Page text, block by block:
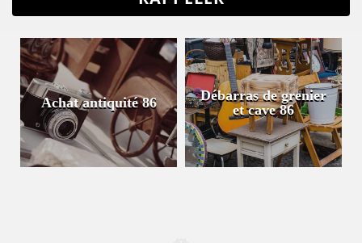
Achat antiquité 86
Débarras de grenier
et cave 86